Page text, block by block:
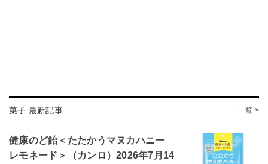
菓子 最新記事 一覧 >
健康のど飴＜たたかうマヌカハニー
レモネード＞（カンロ）2026年7月14